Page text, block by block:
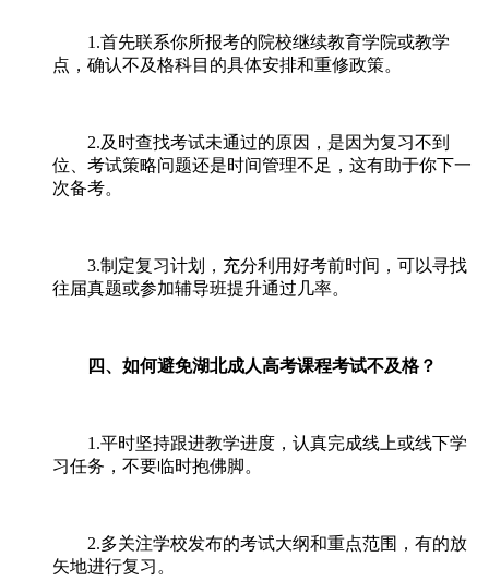
1.首先联系你所报考的院校继续教育学院或教学
点，确认不及格科目的具体安排和重修政策。
2.及时查找考试未通过的原因，是因为复习不到
位、考试策略问题还是时间管理不足，这有助于你下一
次备考。
3.制定复习计划，充分利用好考前时间，可以寻找
往届真题或参加辅导班提升通过几率。
四、如何避免湖北成人高考课程考试不及格？
1.平时坚持跟进教学进度，认真完成线上或线下学
习任务，不要临时抱佛脚。
2.多关注学校发布的考试大纲和重点范围，有的放
矢地进行复习。